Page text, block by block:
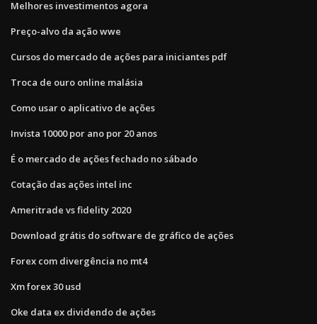
Melhores investimentos agora
Preço-alvo da ação wwe
Cursos do mercado de ações para iniciantes pdf
Troca de ouro online malásia
Como usar o aplicativo de ações
Invista 10000 por ano por 20 anos
É o mercado de ações fechado no sábado
Cotação das ações intel inc
Ameritrade vs fidelity 2020
Download grátis do software de gráfico de ações
Forex com divergência no mt4
Xm forex 30 usd
Oke data ex dividendo de ações